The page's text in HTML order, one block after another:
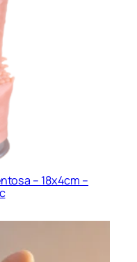
– 18x4cm –